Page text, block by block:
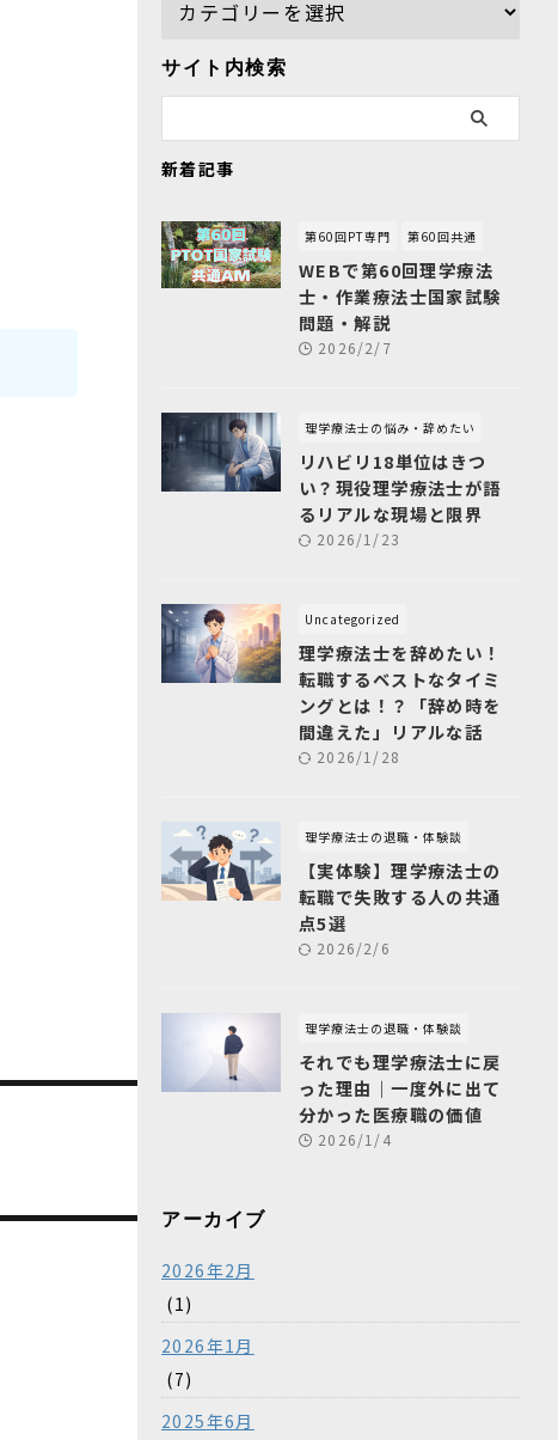
サイト内検索
新着記事
第60回PT専門 第60回共通
WEBで第60回理学療法
士・作業療法士国家試験
問題・解説
2026/2/7
理学療法士の悩み・辞めたい
リハビリ18単位はきつ
い？現役理学療法士が語
るリアルな現場と限界
2026/1/23
Uncategorized
理学療法士を辞めたい！
転職するベストなタイミ
ングとは！？「辞め時を
間違えた」リアルな話
2026/1/28
理学療法士の退職・体験談
【実体験】理学療法士の
転職で失敗する人の共通
点5選
2026/2/6
理学療法士の退職・体験談
それでも理学療法士に戻
った理由｜一度外に出て
分かった医療職の価値
2026/1/4
アーカイブ
2026年2月
(1)
2026年1月
(7)
2025年6月